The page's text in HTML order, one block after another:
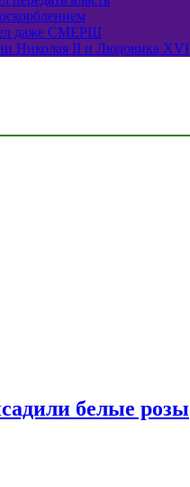
даже СМЕРШ
Николая II и Людовика XVI
белые розы